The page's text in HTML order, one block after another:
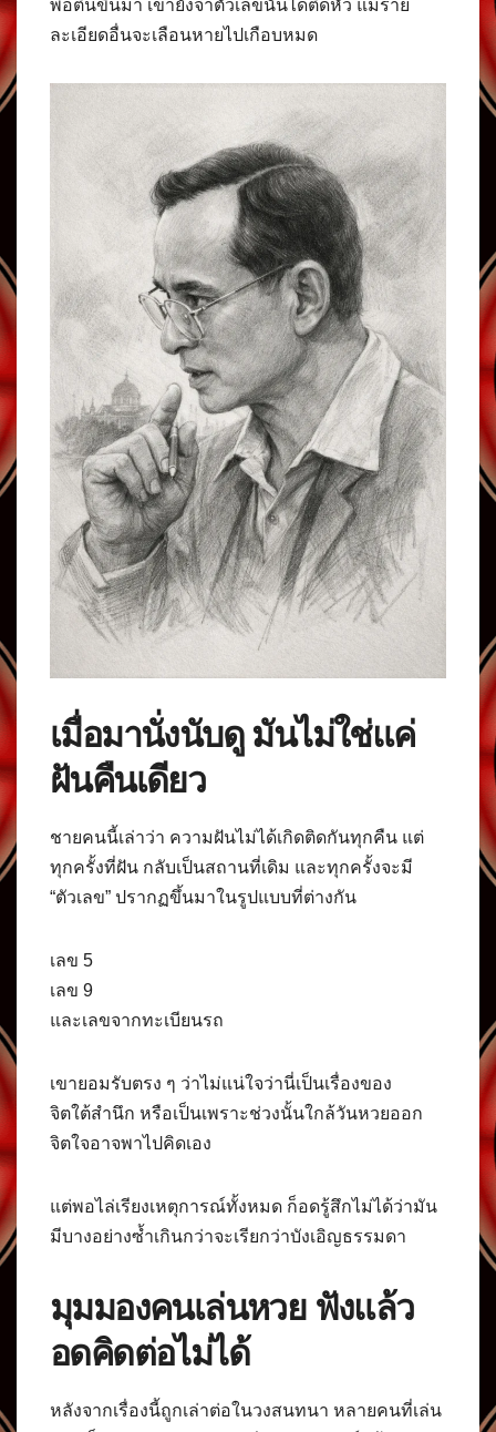
พอตื่นขึ้นมา เขายังจำตัวเลขนั้นได้ติดหัว แม้ราย
ละเอียดอื่นจะเลือนหายไปเกือบหมด
เมื่อมานั่งนับดู มันไม่ใช่แค่
ฝันคืนเดียว
ชายคนนี้เล่าว่า ความฝันไม่ได้เกิดติดกันทุกคืน แต่
ทุกครั้งที่ฝัน กลับเป็นสถานที่เดิม และทุกครั้งจะมี
“ตัวเลข” ปรากฏขึ้นมาในรูปแบบที่ต่างกัน
เลข 5
เลข 9
และเลขจากทะเบียนรถ
เขายอมรับตรง ๆ ว่าไม่แน่ใจว่านี่เป็นเรื่องของ
จิตใต้สำนึก หรือเป็นเพราะช่วงนั้นใกล้วันหวยออก
จิตใจอาจพาไปคิดเอง
แต่พอไล่เรียงเหตุการณ์ทั้งหมด ก็อดรู้สึกไม่ได้ว่ามัน
มีบางอย่างซ้ำเกินกว่าจะเรียกว่าบังเอิญธรรมดา
มุมมองคนเล่นหวย ฟังแล้ว
อดคิดต่อไม่ได้
หลังจากเรื่องนี้ถูกเล่าต่อในวงสนทนา หลายคนที่เล่น